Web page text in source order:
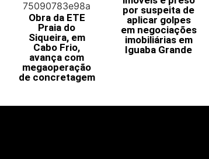
Obra da ETE
Praia do
Siqueira, em
Cabo Frio,
avança com
megaoperação
de concretagem
por suspeita de
aplicar golpes
em negociações
imobiliárias em
Iguaba Grande